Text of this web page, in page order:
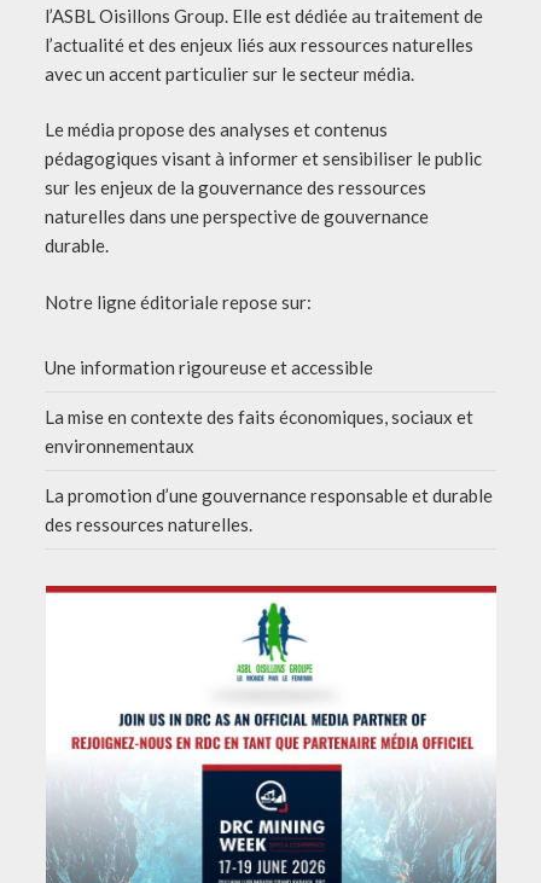
l’ASBL Oisillons Group. Elle est dédiée au traitement de
l’actualité et des enjeux liés aux ressources naturelles
avec un accent particulier sur le secteur média.
Le média propose des analyses et contenus
pédagogiques visant à informer et sensibiliser le public
sur les enjeux de la gouvernance des ressources
naturelles dans une perspective de gouvernance
durable.
Notre ligne éditoriale repose sur:
Une information rigoureuse et accessible
La mise en contexte des faits économiques, sociaux et
environnementaux
La promotion d’une gouvernance responsable et durable
des ressources naturelles.